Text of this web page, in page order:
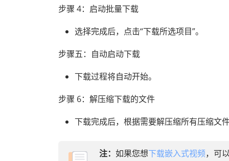
步骤 4：启动批量下载
选择完成后，点击“下载所选项目”。
步骤五：自动启动下载
下载过程将自动开始。
步骤 6：解压缩下载的文件
下载完成后，根据需要解压缩所有压缩文件
注： 如果您想下载嵌入式视频，可